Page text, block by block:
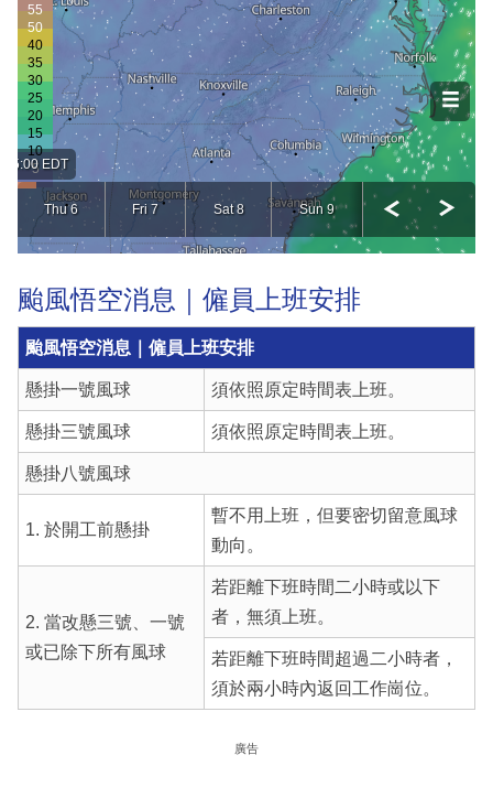
颱風悟空消息｜僱員上班安排
颱風悟空消息｜僱員上班安排
懸掛一號風球 須依照原定時間表上班。
懸掛三號風球 須依照原定時間表上班。
懸掛八號風球
1. 於開工前懸掛
暫不用上班，但要密切留意風球
動向。
2. 當改懸三號、一號
或已除下所有風球
若距離下班時間二小時或以下
者，無須上班。
若距離下班時間超過二小時者，
須於兩小時內返回工作崗位。
廣告